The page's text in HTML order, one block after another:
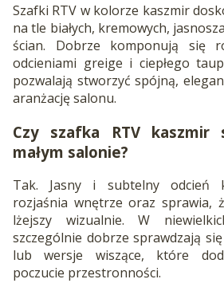
Szafki RTV w kolorze kaszmir
na tle białych, kremowych,
ścian. Dobrze komponują się
odcieniami greige i ciepłego
pozwalają stworzyć spójną,
aranżację salonu.
Czy szafka RTV kaszmir
małym salonie?
Tak. Jasny i subtelny odcień
rozjaśnia wnętrze oraz sprawia,
lżejszy wizualnie. W
szczególnie dobrze sprawdzają
lub wersje wiszące, które
poczucie przestronności.